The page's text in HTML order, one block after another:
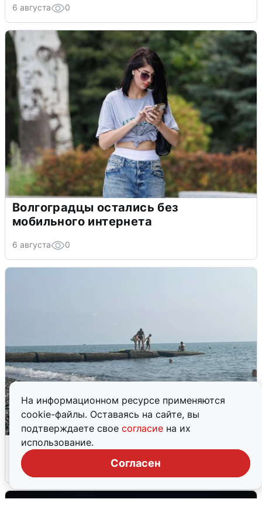
На информационном ресурсе применяются
cookie-файлы. Оставаясь на сайте, вы
подтверждаете свое согласие на их
использование.
Согласен
6 августа 0
Волгоградцы остались без
мобильного интернета
6 августа 0
Сирены в Сочи: новая угроза БПЛА
6 августа